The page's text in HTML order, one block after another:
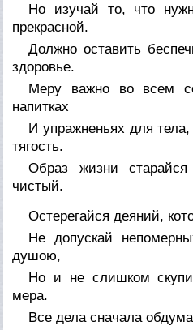
Но изучай то, что
прекрасной.
Должно оставить
здоровье.
Меру важно во всем
напитках
И упражненьях для
тягость.
Образ жизни
чистый.
Остерегайся деяний,
Не допускай
душою,
Но и не слишком
мера.
Все дела сначала